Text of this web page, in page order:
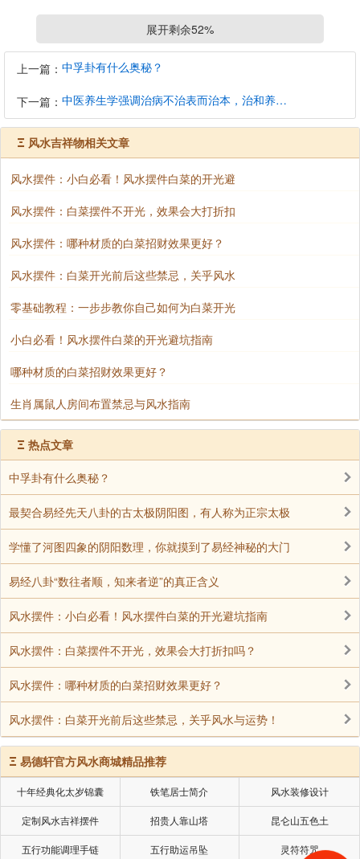
小区住宅
内部气场调整为主：如户型缺角、门对门、门对电
梯等“开口煞”，需将泰山石敢当置于室内风水凶位（如
缺角处、财位对角线）。
示例：若住宅客厅财位（入户对角线）气场散乱，
可放置泰山石敢当，高度与沙发平行，以增强财运聚
三、布局灵活性差异：独立性与共享性
别墅庭院
布局自主性强：可根据庭院格局设计泰山石景观，
如结合假山、流水形成“靠山”格局，提升事业稳定性。
展开剩余52%
上一篇： 中孚卦有什么奥秘？
下一篇： 中医养生学强调治病不治表而治本，治和养兼顾是有必要的
Ξ 风水吉祥物相关文章
风水摆件：小白必看！风水摆件白菜的开光避
风水摆件：白菜摆件不开光，效果会大打折扣
风水摆件：哪种材质的白菜招财效果更好？
风水摆件：白菜开光前后这些禁忌，关乎风水
零基础教程：一步步教你自己如何为白菜开光
小白必看！风水摆件白菜的开光避坑指南
哪种材质的白菜招财效果更好？
生肖属鼠人房间布置禁忌与风水指南
Ξ 热点文章
中孚卦有什么奥秘？
最契合易经先天八卦的古太极阴阳图，有人称为正宗太极
学懂了河图四象的阴阳数理，你就摸到了易经神秘的大门
易经八卦“数往者顺，知来者逆”的真正含义
风水摆件：小白必看！风水摆件白菜的开光避坑指南
风水摆件：白菜摆件不开光，效果会大打折扣吗？
风水摆件：哪种材质的白菜招财效果更好？
风水摆件：白菜开光前后这些禁忌，关乎风水与运势！
Ξ 易德轩官方风水商城精品推荐
十年经典化太岁锦囊 铁笔居士简介 风水装修设计
定制风水吉祥摆件 招贵人靠山塔 昆仑山五色土
五行功能调理手链 五行助运吊坠 灵符符咒